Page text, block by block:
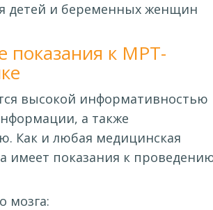
детей и беременных женщин
показания к МРТ-
высокой информативностью
а также
Как и любая медицинская
имеет показания к
мозга: